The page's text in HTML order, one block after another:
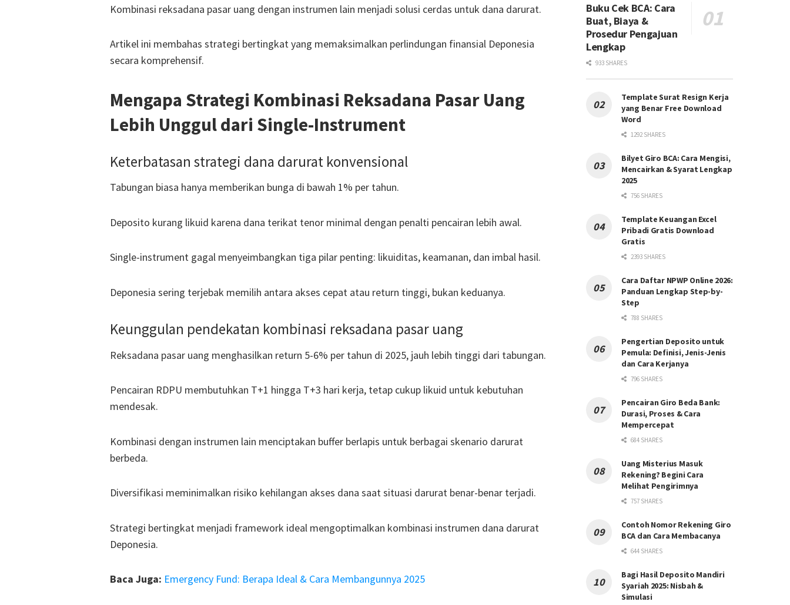
Kombinasi reksadana pasar uang dengan instrumen lain menjadi solusi cerdas untuk dana darurat.
Artikel ini membahas strategi bertingkat yang memaksimalkan perlindungan finansial Deponesia
secara komprehensif.
Mengapa Strategi Kombinasi Reksadana Pasar Uang
Lebih Unggul dari Single-Instrument
Keterbatasan strategi dana darurat konvensional
Tabungan biasa hanya memberikan bunga di bawah 1% per tahun.
Deposito kurang likuid karena dana terikat tenor minimal dengan penalti pencairan lebih awal.
Single-instrument gagal menyeimbangkan tiga pilar penting: likuiditas, keamanan, dan imbal hasil.
Deponesia sering terjebak memilih antara akses cepat atau return tinggi, bukan keduanya.
Keunggulan pendekatan kombinasi reksadana pasar uang
Reksadana pasar uang menghasilkan return 5-6% per tahun di 2025, jauh lebih tinggi dari tabungan.
Pencairan RDPU membutuhkan T+1 hingga T+3 hari kerja, tetap cukup likuid untuk kebutuhan
mendesak.
Kombinasi dengan instrumen lain menciptakan buffer berlapis untuk berbagai skenario darurat
berbeda.
Diversifikasi meminimalkan risiko kehilangan akses dana saat situasi darurat benar-benar terjadi.
Strategi bertingkat menjadi framework ideal mengoptimalkan kombinasi instrumen dana darurat
Deponesia.
Baca Juga: Emergency Fund: Berapa Ideal & Cara Membangunnya 2025
Buku Cek BCA: Cara
Buat, Biaya &
Prosedur Pengajuan
Lengkap
933 SHARES
Template Surat Resign Kerja
yang Benar Free Download
Word
1292 SHARES
Bilyet Giro BCA: Cara Mengisi,
Mencairkan & Syarat Lengkap
2025
756 SHARES
Template Keuangan Excel
Pribadi Gratis Download
Gratis
2393 SHARES
Cara Daftar NPWP Online 2026:
Panduan Lengkap Step-by-
Step
788 SHARES
Pengertian Deposito untuk
Pemula: Definisi, Jenis-Jenis
dan Cara Kerjanya
796 SHARES
Pencairan Giro Beda Bank:
Durasi, Proses & Cara
Mempercepat
684 SHARES
Uang Misterius Masuk
Rekening? Begini Cara
Melihat Pengirimnya
757 SHARES
Contoh Nomor Rekening Giro
BCA dan Cara Membacanya
644 SHARES
Bagi Hasil Deposito Mandiri
Syariah 2025: Nisbah &
Simulasi